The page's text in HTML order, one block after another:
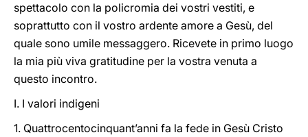
spettacolo con la policromia dei vostri vestiti, e
soprattutto con il vostro ardente amore a Gesù, del
quale sono umile messaggero. Ricevete in primo luogo
la mia più viva gratitudine per la vostra venuta a
questo incontro.
I. I valori indigeni
1. Quattrocentocinquant’anni fa la fede in Gesù Cristo